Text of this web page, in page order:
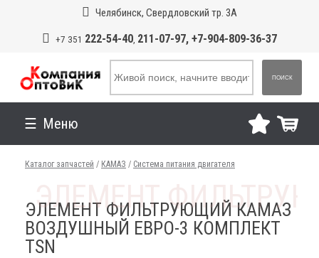
Челябинск, Свердловский тр. 3А
+7 351 222-54-40, 211-07-97, +7-904-809-36-37
ПОИСК
Меню
Каталог запчастей / КАМАЗ / Система питания двигателя
ЭЛЕМЕНТ ФИЛЬТРУЮЩИЙ КАМАЗ
ВОЗДУШНЫЙ ЕВРО-3 КОМПЛЕКТ
TSN